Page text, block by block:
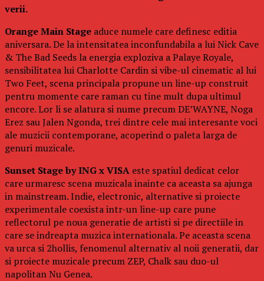
verii.
Orange Main Stage aduce numele care definesc editia
aniversara. De la intensitatea inconfundabila a lui Nick Cave
& The Bad Seeds la energia exploziva a Palaye Royale,
sensibilitatea lui Charlotte Cardin si vibe-ul cinematic al lui
Two Feet, scena principala propune un line-up construit
pentru momente care raman cu tine mult dupa ultimul
encore. Lor li se alatura si nume precum DE’WAYNE, Noga
Erez sau Jalen Ngonda, trei dintre cele mai interesante voci
ale muzicii contemporane, acoperind o paleta larga de
genuri muzicale.
Sunset Stage by ING x VISA este spatiul dedicat celor
care urmaresc scena muzicala inainte ca aceasta sa ajunga
in mainstream. Indie, electronic, alternative si proiecte
experimentale coexista intr-un line-up care pune
reflectorul pe noua generatie de artisti si pe directiile in
care se indreapta muzica internationala. Pe aceasta scena
va urca si 2hollis, fenomenul alternativ al noii generatii, dar
si proiecte muzicale precum ZEP, Chalk sau duo-ul
napolitan Nu Genea.